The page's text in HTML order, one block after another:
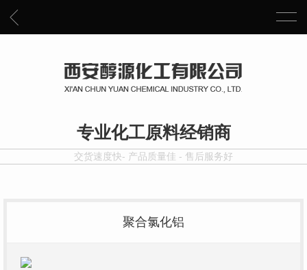
专业化工原料经销商
交货速度快- 产品质量佳 - 售后服务好
聚合氯化铝